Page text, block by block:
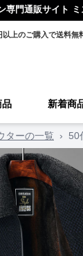
専門通販サイト
以上のご購入で送料無
品 新着商
ターの一覧 › 50